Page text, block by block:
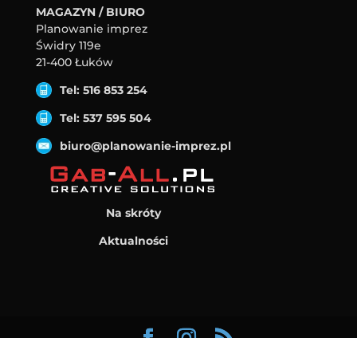
MAGAZYN / BIURO
Planowanie imprez
Świdry 119e
21-400 Łuków
Tel: 516 853 254
Tel: 537 595 504
biuro@planowanie-imprez.pl
Na skróty
Aktualności